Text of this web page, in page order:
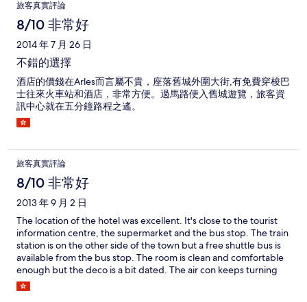
旅客真實評論
8/10 非常好
2014 年 7 月 26 日
不錯的選擇
酒店的價錢在Arles而言屬不貴，座落舊城外圍大街,有免費穿梭巴
士往來火車站和酒店，非常方便。過馬路便入舊城遊覽，旅客資
訊中心就在五分鐘路程之遙。
旅客真實評論
8/10 非常好
2013 年 9 月 2 日
The location of the hotel was excellent. It's close to the tourist
information centre, the supermarket and the bus stop. The train
station is on the other side of the town but a free shuttle bus is
available from the bus stop. The room is clean and comfortable
enough but the deco is a bit dated. The air con keeps turning
itself on and off and it seems you have to turn the thermostat to
almost 0 degrees to prevent it from happening. By that time